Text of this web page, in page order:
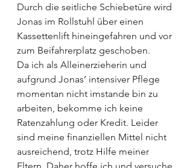
Durch die seitliche Schiebetüre wird
Jonas im Rollstuhl über einen
Kassettenlift hineingefahren und vor
zum Beifahrerplatz geschoben.
Da ich als Alleinerzieherin und
aufgrund Jonas‘ intensiver Pflege
momentan nicht imstande bin zu
arbeiten, bekomme ich keine
Ratenzahlung oder Kredit. Leider
sind meine finanziellen Mittel nicht
ausreichend, trotz Hilfe meiner